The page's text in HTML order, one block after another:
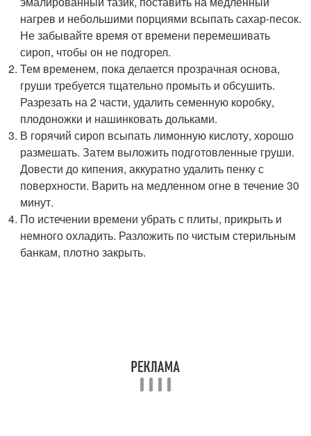
нагрев и небольшими порциями всыпать сахар-песок.
Не забывайте время от времени перемешивать
сироп, чтобы он не подгорел.
Тем временем, пока делается прозрачная основа,
груши требуется тщательно промыть и обсушить.
Разрезать на 2 части, удалить семенную коробку,
плодоножки и нашинковать дольками.
В горячий сироп всыпать лимонную кислоту, хорошо
размешать. Затем выложить подготовленные груши.
Довести до кипения, аккуратно удалить пенку с
поверхности. Варить на медленном огне в течение 30
минут.
По истечении времени убрать с плиты, прикрыть и
немного охладить. Разложить по чистым стерильным
банкам, плотно закрыть.